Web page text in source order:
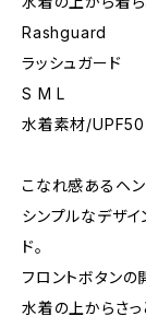
Rashguard
ラッシュガード
S M L
水着素材/
こなれ感あるヘン
シンプルなデザ
ド。
フロントボタンの
水着の上からさ